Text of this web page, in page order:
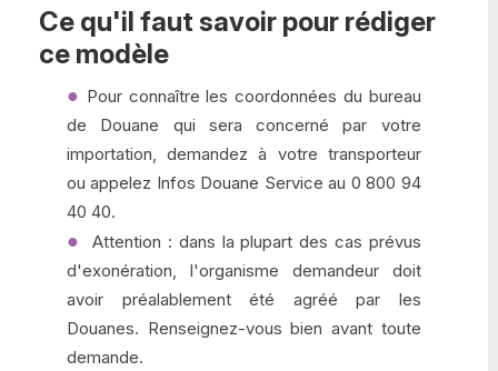
Ce qu'il faut savoir pour rédiger
ce modèle
Pour connaître les coordonnées du bureau
de Douane qui sera concerné par votre
importation, demandez à votre transporteur
ou appelez Infos Douane Service au 0 800 94
40 40.
Attention : dans la plupart des cas prévus
d'exonération, l'organisme demandeur doit
avoir préalablement été agréé par les
Douanes. Renseignez-vous bien avant toute
demande.